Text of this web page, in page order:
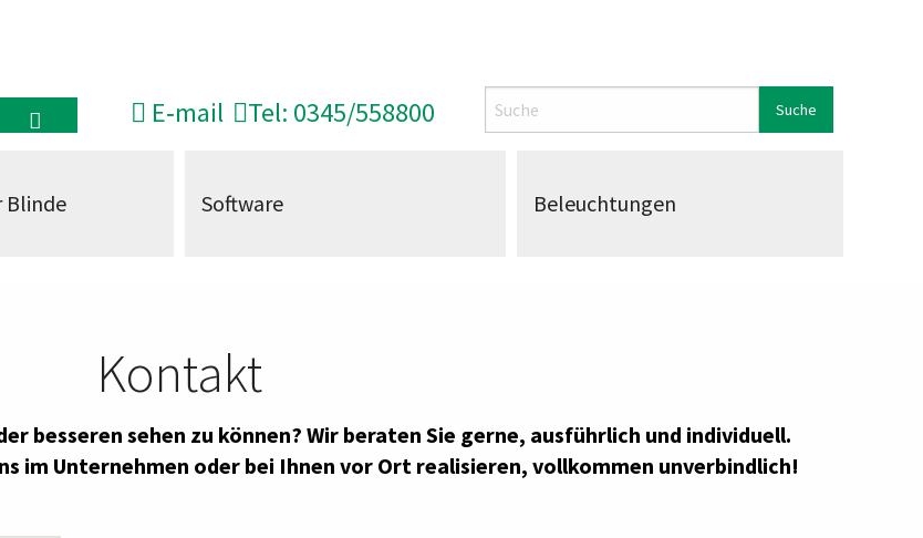
E‑mail Tel: 0345/558800
Software Beleuchtungen
Kontakt
besseren sehen zu können? Wir beraten Sie gerne, ausführlich und individuell.
im Unternehmen oder bei Ihnen vor Ort realisieren, vollkommen unverbindlich!